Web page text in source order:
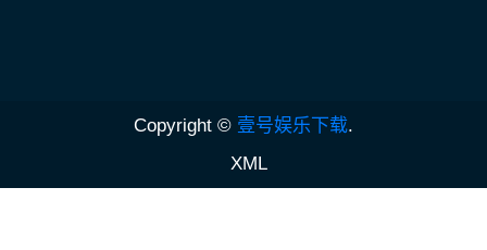
Copyright © 壹号娱乐下载.
XML